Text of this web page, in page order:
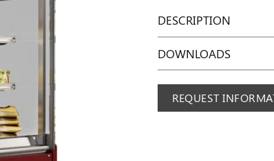
DESCRIPTION
DOWNLOADS
REQUEST